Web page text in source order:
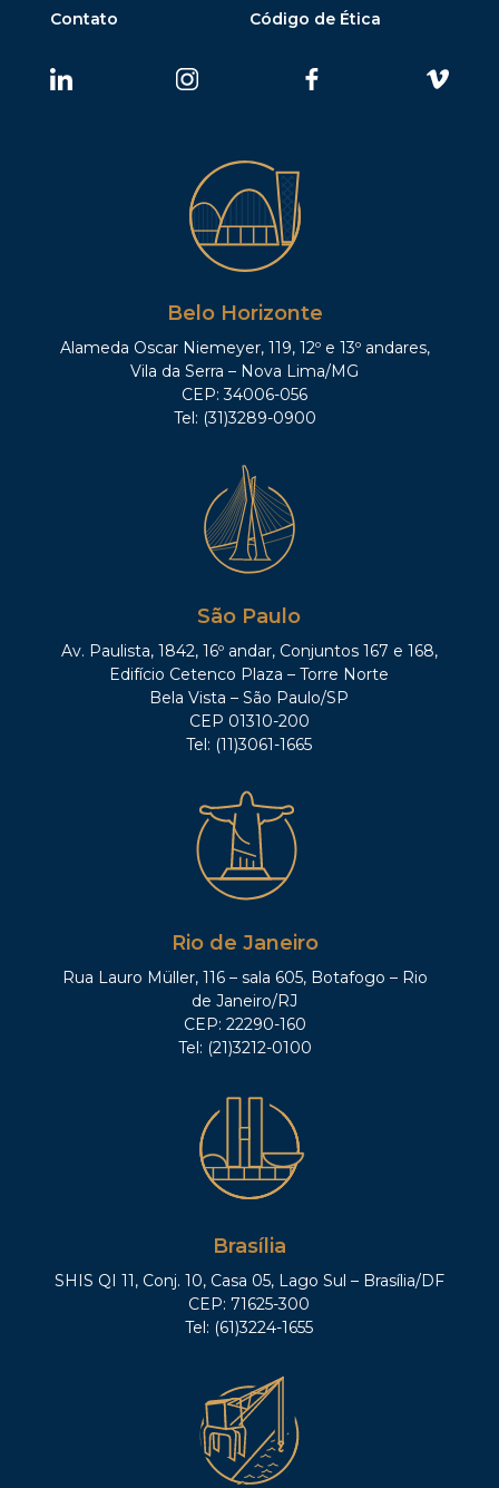
Contato
Código de Ética
Belo Horizonte
Alameda Oscar Niemeyer, 119, 12º e 13º andares,
Vila da Serra – Nova Lima/MG
CEP: 34006-056
Tel: (31)3289-0900
São Paulo
Av. Paulista, 1842, 16º andar, Conjuntos 167 e 168,
Edifício Cetenco Plaza – Torre Norte
Bela Vista – São Paulo/SP
CEP 01310-200
Tel: (11)3061-1665
Rio de Janeiro
Rua Lauro Müller, 116 – sala 605, Botafogo – Rio
de Janeiro/RJ
CEP: 22290-160
Tel: (21)3212-0100
Brasília
SHIS QI 11, Conj. 10, Casa 05, Lago Sul – Brasília/DF
CEP: 71625-300
Tel: (61)3224-1655